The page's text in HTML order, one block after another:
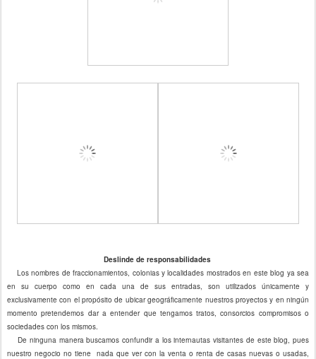
Deslinde de responsabilidades
Los nombres de fraccionamientos, colonias y localidades mostrados en este blog ya sea
en su cuerpo como en cada una de sus entradas, son utilizados únicamente y
exclusivamente con el propósito de ubicar geográficamente nuestros proyectos y en ningún
momento pretendemos dar a entender que tengamos tratos, consorcios compromisos o
sociedades con los mismos.
De ninguna manera buscamos confundir a los internautas visitantes de este blog, pues
nuestro negocio no tiene nada que ver con la venta o renta de casas nuevas o usadas,